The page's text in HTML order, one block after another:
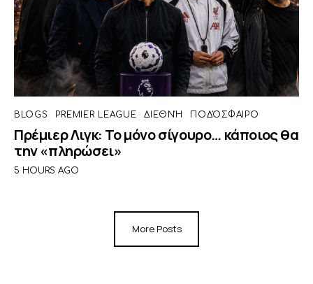
BLOGS PREMIER LEAGUE ΔΙΕΘΝΉ ΠΟΔΌΣΦΑΙΡΟ
Πρέμιερ Λιγκ: Το μόνο σίγουρο… κάποιος θα
την «πληρώσει»
5 HOURS AGO
More Posts